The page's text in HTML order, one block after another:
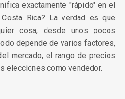
exactamente "rápido" en el
Rica? La verdad es que
cosa, desde unos pocos
depende de varios factores,
mercado, el rango de precios
elecciones como vendedor.